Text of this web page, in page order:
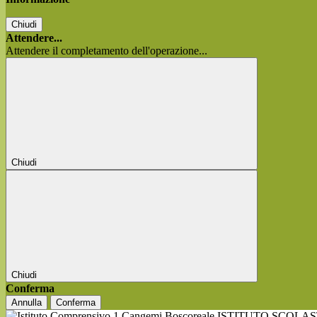
Chiudi
Attendere...
Attendere il completamento dell'operazione...
Chiudi
Chiudi
Conferma
Annulla Conferma